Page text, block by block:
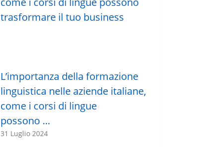
L’importanza della formazione
linguistica nelle aziende italiane,
come i corsi di lingue
possono …
31 Luglio 2024